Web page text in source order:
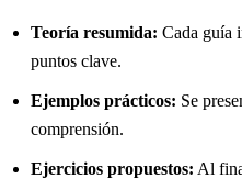
Teoría resumida: Cada guía
puntos clave.
Ejemplos prácticos: Se
comprensión.
Ejercicios propuestos: Al